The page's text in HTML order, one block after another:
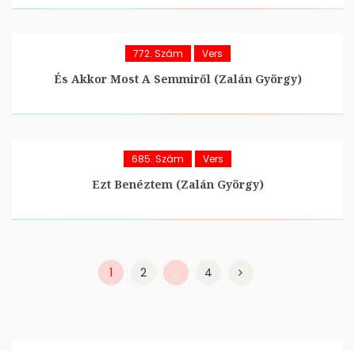
772. Szám Vers
És Akkor Most A Semmiről (Zalán György)
685. Szám Vers
Ezt Benéztem (Zalán György)
1 2 … 4